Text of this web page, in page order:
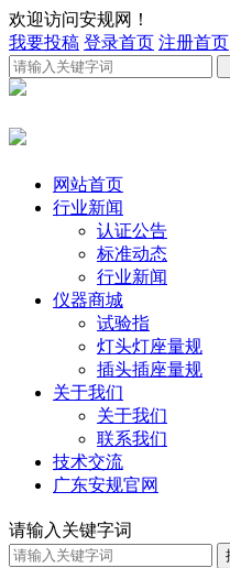
欢迎访问安规网！
我要投稿 登录首页 注册首页
网站首页
行业新闻
认证公告
标准动态
行业新闻
仪器商城
试验指
灯头灯座量规
插头插座量规
关于我们
关于我们
联系我们
技术交流
广东安规官网
请输入关键字词